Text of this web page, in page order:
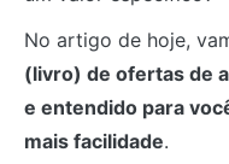
No artigo de hoje,
(livro) de ofertas de
e entendido para
mais facilidade.